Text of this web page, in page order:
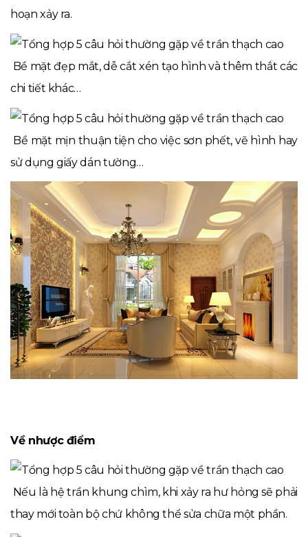
hoạn xảy ra.
Bề mặt đẹp mắt, dễ cắt xén tạo hình và thêm thắt các
chi tiết khác…
Bề mặt mịn thuận tiện cho việc sơn phết, vẽ hình hay
sử dụng giấy dán tường…
Về nhược điểm
Nếu là hệ trần khung chìm, khi xảy ra hư hỏng sẽ phải
thay mới toàn bộ chứ không thể sửa chữa một phần.